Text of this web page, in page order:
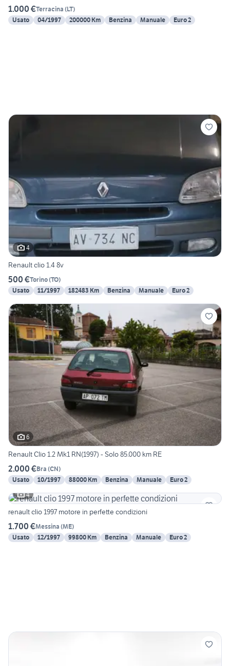
1.000 €Terracina (LT)
Usato
04/1997 200000 Km Benzina Manuale Euro 2
4
Renault clio 1.4 8v
500 €Torino(TO)
Usato
11/1997 182483 Km Benzina Manuale Euro 2
6
Renault Clio 1.2 Mk1 RN(1997) - Solo 85.000 km RE
2.000 €Bra (CN)
Usato
10/1997 88000 Km Benzina Manuale
Euro 2
4
renault clio 1997 motore in perfette condizioni
1.700 €Messina (ME)
Usato
12/1997 99800 Km Benzina Manuale Euro 2